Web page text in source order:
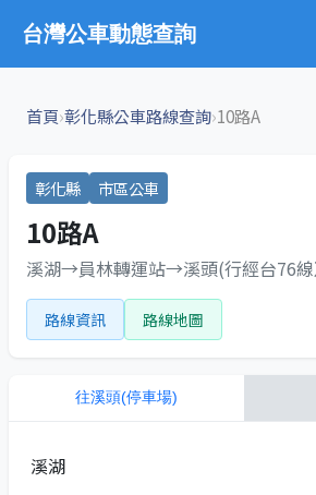
台灣公車動態查詢
首頁›彰化縣公車路線查詢›10路A
彰化縣 市區公車
10路A
溪湖→員林轉運站→溪頭(行經台76線
路線資訊 路線地圖
往溪頭(停車場)
溪湖